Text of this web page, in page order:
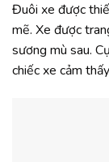
Đuôi xe được
mẽ. Xe được
sương mù sau.
chiếc xe cảm